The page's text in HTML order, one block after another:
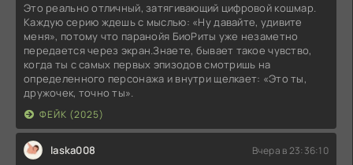
Это реально отличный, затягивающий цифровой кошмар.
Каждую серию ждешь с мыслью: «Ну давайте, удивите
меня», потому что паранойя БиоРиты уже незаметно
передается через экран.Знаете, бывает такое чувство,
когда ты с самых первых эпизодов смотришь на
определенного персонажа и внутри щелкает: «Это ты,
дружочек, точно ты».
ФЕЙК (2025)
laska008 Вчера в 23:36:10